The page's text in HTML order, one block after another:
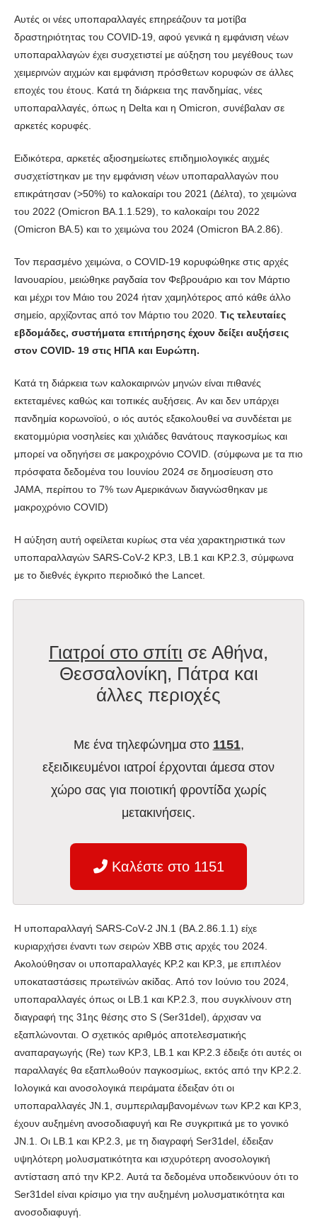
Αυτές οι νέες υποπαραλλαγές επηρεάζουν τα μοτίβα
δραστηριότητας του COVID-19, αφού γενικά η εμφάνιση νέων
υποπαραλλαγών έχει συσχετιστεί με αύξηση του μεγέθους των
χειμερινών αιχμών και εμφάνιση πρόσθετων κορυφών σε άλλες
εποχές του έτους. Κατά τη διάρκεια της πανδημίας, νέες
υποπαραλλαγές, όπως η Delta και η Omicron, συνέβαλαν σε
αρκετές κορυφές.
Ειδικότερα, αρκετές αξιοσημείωτες επιδημιολογικές αιχμές
συσχετίστηκαν με την εμφάνιση νέων υποπαραλλαγών που
επικράτησαν (>50%) το καλοκαίρι του 2021 (Δέλτα), το χειμώνα
του 2022 (Omicron BA.1.1.529), το καλοκαίρι του 2022
(Omicron BA.5) και το χειμώνα του 2024 (Omicron BA.2.86).
Τον περασμένο χειμώνα, ο COVID-19 κορυφώθηκε στις αρχές
Ιανουαρίου, μειώθηκε ραγδαία τον Φεβρουάριο και τον Μάρτιο
και μέχρι τον Μάιο του 2024 ήταν χαμηλότερος από κάθε άλλο
σημείο, αρχίζοντας από τον Μάρτιο του 2020. Τις τελευταίες
εβδομάδες, συστήματα επιτήρησης έχουν δείξει αυξήσεις
στον COVID- 19 στις ΗΠΑ και Ευρώπη.
Κατά τη διάρκεια των καλοκαιρινών μηνών είναι πιθανές
εκτεταμένες καθώς και τοπικές αυξήσεις. Αν και δεν υπάρχει
πανδημία κορωνοϊού, ο ιός αυτός εξακολουθεί να συνδέεται με
εκατομμύρια νοσηλείες και χιλιάδες θανάτους παγκοσμίως και
μπορεί να οδηγήσει σε μακροχρόνιο COVID. (σύμφωνα με τα πιο
πρόσφατα δεδομένα του Ιουνίου 2024 σε δημοσίευση στο
JAMA, περίπου το 7% των Αμερικάνων διαγνώσθηκαν με
μακροχρόνιο COVID)
Η αύξηση αυτή οφείλεται κυρίως στα νέα χαρακτηριστικά των
υποπαραλλαγών SARS-CoV-2 KP.3, LB.1 και KP.2.3, σύμφωνα
με το διεθνές έγκριτο περιοδικό the Lancet.
Γιατροί στο σπίτι σε Αθήνα,
Θεσσαλονίκη, Πάτρα και
άλλες περιοχές
Με ένα τηλεφώνημα στο 1151,
εξειδικευμένοι ιατροί έρχονται άμεσα στον
χώρο σας για ποιοτική φροντίδα χωρίς
μετακινήσεις.
Καλέστε στο 1151
Η υποπαραλλαγή SARS-CoV-2 JN.1 (BA.2.86.1.1) είχε
κυριαρχήσει έναντι των σειρών XBB στις αρχές του 2024.
Ακολούθησαν οι υποπαραλλαγές KP.2 και KP.3, με επιπλέον
υποκαταστάσεις πρωτεϊνών ακίδας. Από τον Ιούνιο του 2024,
υποπαραλλαγές όπως οι LB.1 και KP.2.3, που συγκλίνουν στη
διαγραφή της 31ης θέσης στο S (Ser31del), άρχισαν να
εξαπλώνονται. Ο σχετικός αριθμός αποτελεσματικής
αναπαραγωγής (Re) των KP.3, LB.1 και KP.2.3 έδειξε ότι αυτές οι
παραλλαγές θα εξαπλωθούν παγκοσμίως, εκτός από την KP.2.2.
Ιολογικά και ανοσολογικά πειράματα έδειξαν ότι οι
υποπαραλλαγές JN.1, συμπεριλαμβανομένων των KP.2 και KP.3,
έχουν αυξημένη ανοσοδιαφυγή και Re συγκριτικά με το γονικό
JN.1. Οι LB.1 και KP.2.3, με τη διαγραφή Ser31del, έδειξαν
υψηλότερη μολυσματικότητα και ισχυρότερη ανοσολογική
αντίσταση από την KP.2. Αυτά τα δεδομένα υποδεικνύουν ότι το
Ser31del είναι κρίσιμο για την αυξημένη μολυσματικότητα και
ανοσοδιαφυγή.